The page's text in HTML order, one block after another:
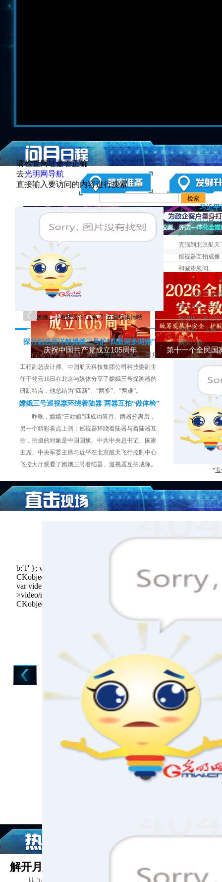
请检查网址是否正确
去光明网导航
直接输入要访问的内容进行搜索
b:'1' }; var
CKobject.embedSWF('https://img.gmw.cn/flash/gmwplayer/
var video=['https://flv1.gmw.cn/gmw/videoroot/2014-01-28/
>video/mp4']; var
嫦娥三号着陆器拍“玉兔号”五星红旗清晰
探月副总师详解嫦娥三号的“四新两多两难”
(记者 张子扬 张素)在嫦娥三号任务完成后，探月
工程副总设计师、中国航天科技集团公司科技委副主
任于登云16日在北京与媒体分享了嫦娥三号探测器的
研制特点，他总结为“四新”、“两多”、“两难”。
嫦娥三号巡视器环绕着陆器 两器互拍“做体检”
昨晚，嫦娥“三姑娘”继成功落月、两器分离后，
另一个精彩看点上演：巡视器环绕着陆器与着陆器互
拍，拍摄的对象是中国国旗。中共中央总书记、国家
主席、中央军委主席习近平在北京航天飞行控制中心
飞控大厅观看了嫦娥三号着陆器、巡视器互拍成像。
习近平
12月15日
委主席习近平，
克强到北京航
巡视器互拍成像
和诚挚慰问。
玉兔”号沿
踏上月球，并在
视相机完整地记
回地面。“玉兔
勘察活动。
“
解开月球车玉兔微博幕后之谜：博主是萌妹